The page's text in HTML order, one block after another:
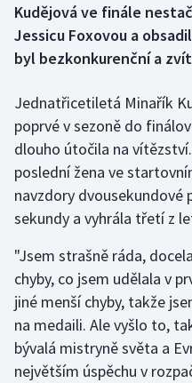
Curling
Florbal
Futsal
Golf
Gymnastika
Házená
Jezdectví
Judo
Kudějová ve finále
Jessicu Foxovou a
byl bezkonkurenční a
Jednatřicetiletá Minařík
poprvé v sezoně do
dlouho útočila na
poslední žena ve
navzdory dvousekundové
sekundy a vyhrála třetí z
"Jsem strašně ráda,
chyby, co jsem udělala v
jiné menší chyby, takže
na medaili. Ale vyšlo to,
bývalá mistryně světa a
největším úspěchu v